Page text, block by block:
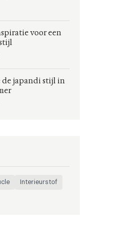
voor een
de japandi stijl in
Interieurstof